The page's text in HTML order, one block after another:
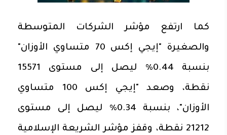
كما ارتفع مؤشر الشركات المتوسطة
والصغيرة "إيجي إكس 70 متساوي الأوزان"
بنسبة 0.44% ليصل إلى مستوى 15571
نقطة، وصعد "إيجي إكس 100 متساوي
الأوزان"، بنسبة 0.34% ليصل إلى مستوى
21212 نقطة، وقفز مؤشر الشريعة الإسلامية